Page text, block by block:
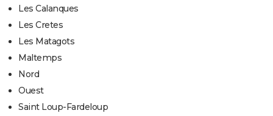
Les Calanques
Les Cretes
Les Matagots
Maltemps
Nord
Ouest
Saint Loup-Fardeloup